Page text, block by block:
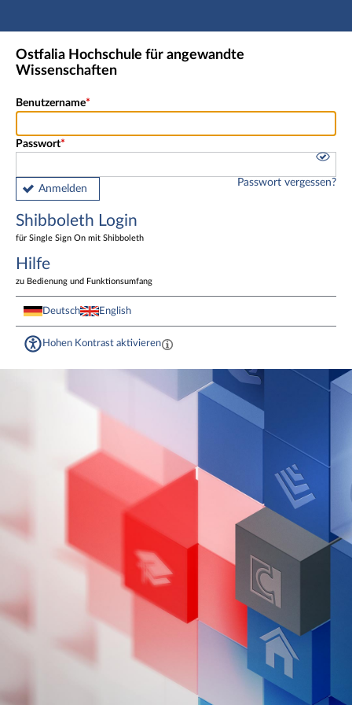
Hauptnavigation
Shibboleth Login
Ostfalia Hochschule für angewandte
Wissenschaften
Benutzername
Passwort
Anmelden
Passwort vergessen?
Shibboleth Login
für Single Sign On mit Shibboleth
Hilfe
zu Bedienung und Funktionsumfang
Deutsch English
Hohen Kontrast aktivieren